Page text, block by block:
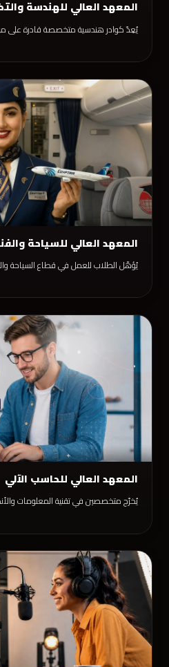
المعهد العالي للهندسة
يُعِدّ كوادر هندسية متخصصة قادرة على
المعهد العالي للسياحة
يُؤهّل الطلاب للعمل في قطاع السياحة
المعهد العالي للحاسب الآلي
يُخرّج متخصصين في تقنية المعلومات